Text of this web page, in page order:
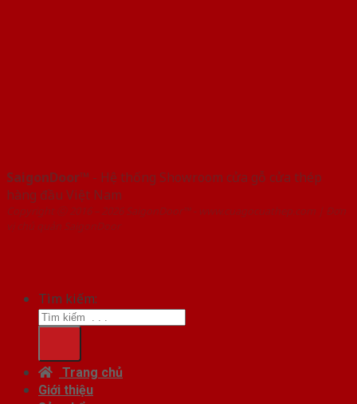
SaigonDoor™ - Hệ thống Showroom cửa gỗ cửa thép
hàng đầu Việt Nam
Copyright ⓒ 2016 – 2026 SaigonDoor™ - www.cuagocuathep.com | Đơn
vị chủ quản SaigonDoor
Tìm kiếm:
Trang chủ
Giới thiệu